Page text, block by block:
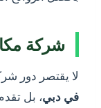
شركة
لا يقتصر دور
في دبي، بل